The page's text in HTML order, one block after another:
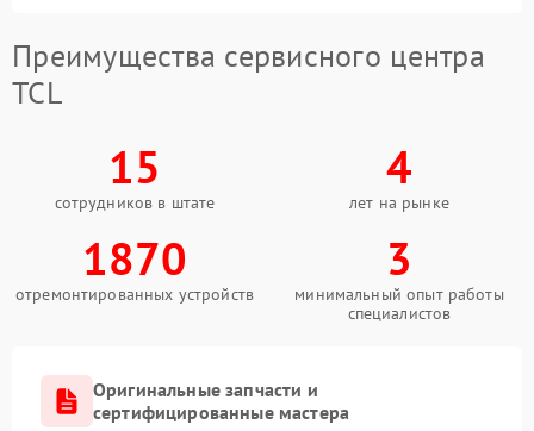
Преимущества сервисного центра
TCL
15
сотрудников в штате
4
лет на рынке
1870
отремонтированных устройств
3
минимальный опыт работы
специалистов
Оригинальные запчасти и
сертифицированные мастера